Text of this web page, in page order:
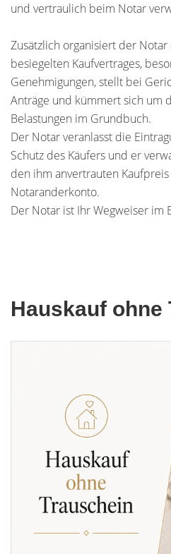
und vertraulich beim Notar
Zusätzlich organisiert der
besiegelten Kaufvertrages,
Genehmigungen, stellt bei
Anträge und kümmert sich um
Belastungen im Grundbuch.
Der Notar veranlasst die
Schutz des Käufers und er
den ihm anvertrauten
Notaranderkonto.
Der Notar ist Ihr Wegweiser im
Hauskauf ohne